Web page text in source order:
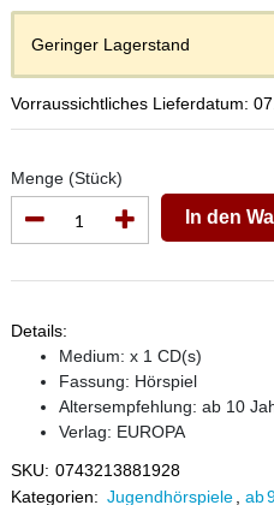
Geringer Lagerstand
Vorraussichtliches Lieferdatum:
Menge (Stück)
In den
Details:
Medium: x 1 CD(s)
Fassung: Hörspiel
Altersempfehlung: ab 10
Verlag: EUROPA
SKU: 0743213881928
Kategorien: Jugendhörspiele ab